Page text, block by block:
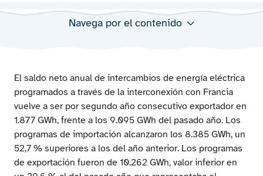
Navega por el contenido
de largo plazo en la interconexión con Francia (IFE)
Horas sin congestión y con congestión en la
interconexión con Francia en el 2023
Horas sin y con congestión en la interconexión con
Francia y diferencia de precios del mercado diario en
el 2023
Renta de congestión en la interconexión con Francia
derivada de los mecanismos de gestión de las
El saldo neto anual de intercambios de energía eléctrica
programados a través de la interconexión con Francia
vuelve a ser por segundo año consecutivo exportador en
1.877 GWh, frente a los 9.095 GWh del pasado año. Los
programas de importación alcanzaron los 8.385 GWh, un
52,7 % superiores a los del año anterior. Los programas
de exportación fueron de 10.262 GWh, valor inferior en